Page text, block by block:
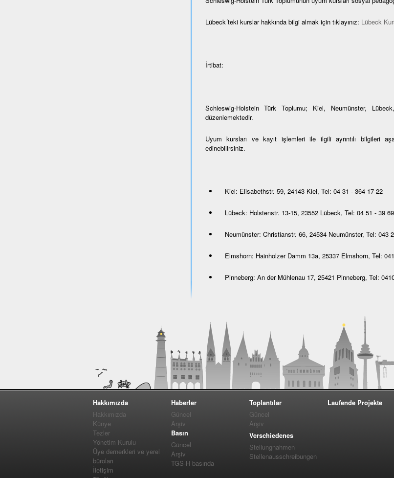
Lübeck´teki kurslar hakkında bilgi almak için tıklayınız: Lübeck
İrtibat:
Schleswig-Holstein Türk Toplumu; Kiel, Neumünster,
düzenlemektedir.
Uyum kursları ve kayıt işlemleri ile ilgili ayrıntılı bilgileri
edinebilirsiniz.
Kiel: Elisabethstr. 59, 24143 Kiel, Tel: 04 31 - 364 17 22
Lübeck: Holstenstr. 13-15, 23552 Lübeck, Tel: 04 51 - 39
Neumünster: Christianstr. 66, 24534 Neumünster, Tel: 043
Elmshorn: Hainholzer Damm 13a, 25337 Elmshorn, Tel:
Pinneberg: An der Mühlenau 17, 25421 Pinneberg, Tel:
Hakkımızda
Hakkımızda
Künye
Tezler
Yönetim Kurulu
Üye dernerkleri ve yerel
büroları
İletişim
Haberler
Güncel
Arşiv
Basın
Güncel
Arşiv
TGS-H basında
Toplantılar
Güncel
Arşiv
Verschiedenes
Stellungnahmen
Stellenausschreibungen
Laufende Projekte